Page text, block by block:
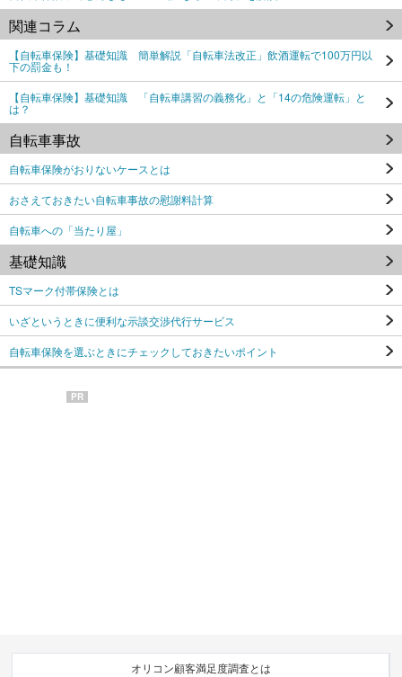
関連コラム
【自転車保険】基礎知識 簡単解説「自転車法改正」飲酒運転で100万円以
下の罰金も！
【自転車保険】基礎知識 「自転車講習の義務化」と「14の危険運転」と
は？
自転車事故
自転車保険がおりないケースとは
おさえておきたい自転車事故の慰謝料計算
自転車への「当たり屋」
基礎知識
TSマーク付帯保険とは
いざというときに便利な示談交渉代行サービス
自転車保険を選ぶときにチェックしておきたいポイント
PR
オリコン顧客満足度調査とは